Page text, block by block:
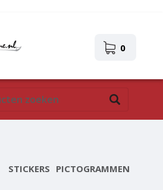
0
STICKERS PICTOGRAMMEN